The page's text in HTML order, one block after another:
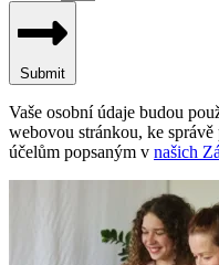
Submit
Vaše osobní údaje budou
webovou stránkou, ke
účelům popsaným v našich